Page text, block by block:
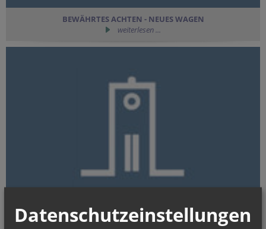
BEWÄHRTES ACHTEN - NEUES WAGEN
weiterlesen ...
Datenschutzeinstellungen